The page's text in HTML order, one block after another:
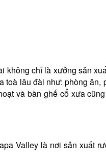
chỉ là xưởng sản
lâu đài như: phòng
và bàn ghế cổ xưa
Valley là nơi sản xuất